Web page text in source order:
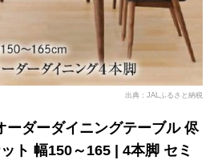
出典：JALふるさと納税
ーダーダイニングテーブル 侭
ト 幅150～165 | 4本脚 セミ